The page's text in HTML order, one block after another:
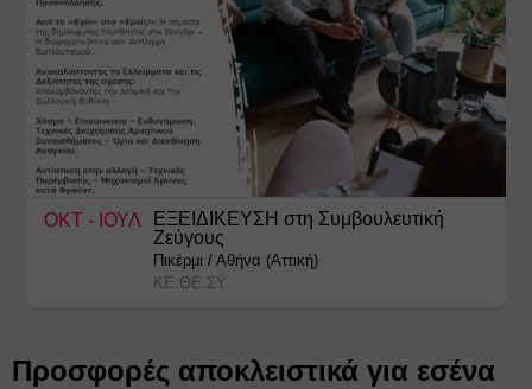
ΟΚΤ - ΙΟΥΛ
ΕΞΕΙΔΙΚΕΥΣΗ στη Συμβουλευτική
Ζεύγους
Πικέρμι /Αθήνα (Αττική)
ΚΕ.ΘΕ.ΣΥ.
Προσφορές αποκλειστικά για εσένα